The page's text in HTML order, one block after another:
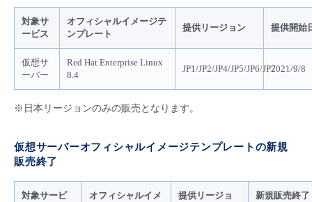
すべてのメニューを見る
サポート
すべてのメニューを見る
- ユーザー機能の管理
- 登録情報の管理
- APIリファレンス
■ 基本構築ガイド
- クラウド / サーバー
- リモートワーク
- ITインフラストラクチャー
定期メンテナンス
協業パートナー
対象サ
ービス
オフィシャルイメージテ
ンプレート
提供リージョン 提供開始
仮想サ
ーバー
Red Hat Enterprise Linux
8.4
JP1/JP2/JP4/JP5/JP6/JP72021/9/8
※日本リージョンのみの販売となります。
仮想サーバーオフィシャルイメージテンプレートの新規
販売終了
対象サービ
オフィシャルイメ
提供リージョ
新規販売終了